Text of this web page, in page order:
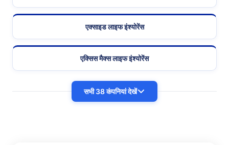
एक्साइड लाइफ इंश्योरेंस
एक्सिस मैक्स लाइफ इंश्योरेंस
सभी 38 कंपनियां देखें